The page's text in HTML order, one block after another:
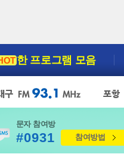
한 프로그램 모음
문자 참여방
#0931 참여방법